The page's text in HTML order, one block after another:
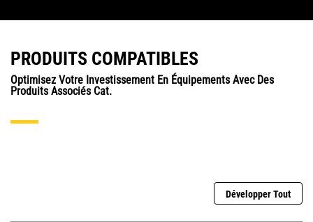
provoquent une usure
les conseils en matière d'état
de la machine peut
contribuer à prolonger sa
PRODUITS COMPATIBLES
Optimisez Votre Investissement En Équipements Avec Des
Produits Associés Cat.
Développer Tout